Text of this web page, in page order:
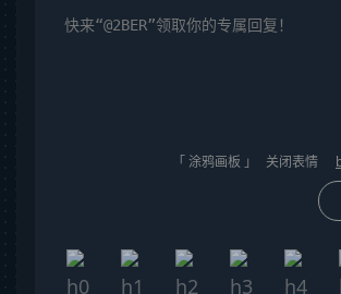
「 涂鸦画板 」 关闭表情